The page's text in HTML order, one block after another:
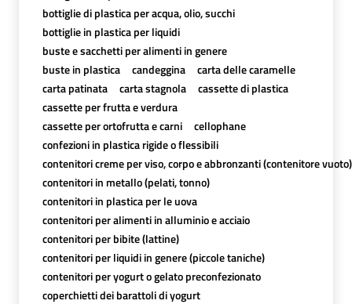
bottiglie di plastica per acqua, olio, succhi
bottiglie in plastica per liquidi
buste e sacchetti per alimenti in genere
buste in plastica
candeggina
carta delle caramelle
carta patinata
carta stagnola
cassette di plastica
cassette per frutta e verdura
cassette per ortofrutta e carni
cellophane
confezioni in plastica rigide o flessibili
contenitori creme per viso, corpo e abbronzanti (contenitore vuoto)
contenitori in metallo (pelati, tonno)
contenitori in plastica per le uova
contenitori per alimenti in alluminio e acciaio
contenitori per bibite (lattine)
contenitori per liquidi in genere (piccole taniche)
contenitori per yogurt o gelato preconfezionato
coperchietti dei barattoli di yogurt